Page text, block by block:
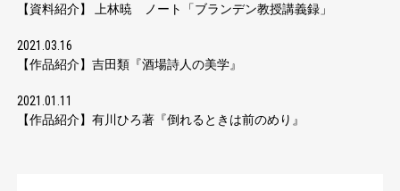
【資料紹介】 上林暁 ノート「ブランデン教授講義録」
2021.03.16
【作品紹介】吉田類『酒場詩人の美学』
2021.01.11
【作品紹介】有川ひろ著『倒れるときは前のめり』